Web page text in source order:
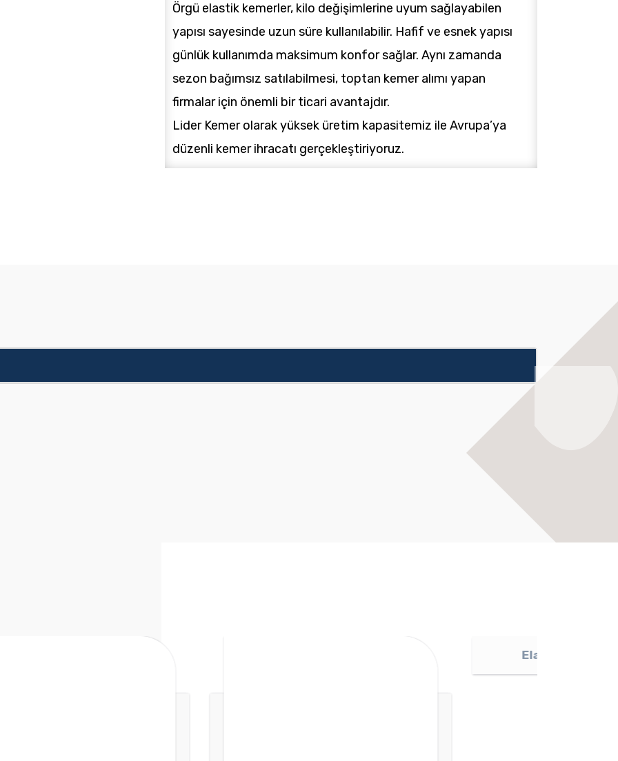
Örgü elastik kemerler, kilo değişimlerine uyum sağlayabilen
yapısı sayesinde uzun süre kullanılabilir. Hafif ve esnek yapısı
günlük kullanımda maksimum konfor sağlar. Aynı zamanda
sezon bağımsız satılabilmesi, toptan kemer alımı yapan
firmalar için önemli bir ticari avantajdır.
Lider Kemer olarak yüksek üretim kapasitemiz ile Avrupa’ya
düzenli kemer ihracatı gerçekleştiriyoruz.